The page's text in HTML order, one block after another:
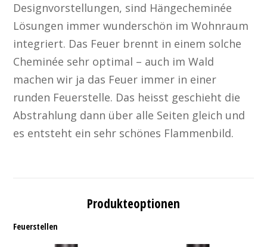
Designvorstellungen, sind Hängecheminée
Lösungen immer wunderschön im Wohnraum
integriert. Das Feuer brennt in einem solche
Cheminée sehr optimal – auch im Wald
machen wir ja das Feuer immer in einer
runden Feuerstelle. Das heisst geschieht die
Abstrahlung dann über alle Seiten gleich und
es entsteht ein sehr schönes Flammenbild.
Produkteoptionen
Feuerstellen